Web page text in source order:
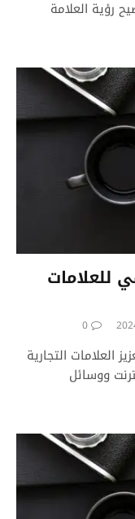
رؤية العلامة
للعلامات
0
العلامات التجارية
ووسائل